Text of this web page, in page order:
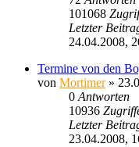
101068
Letzter
24.04.2008,
Termine von den
von Mortimer»
0Antworten
10936
Letzter
23.04.2008,